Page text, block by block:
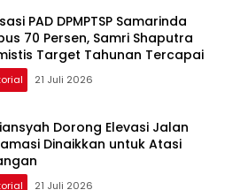
PAD DPMPTSP Samarinda
70 Persen, Samri Shaputra
Target Tahunan Tercapai
21 Juli 2026
Dorong Elevasi Jalan
Dinaikkan untuk Atasi
21 Juli 2026